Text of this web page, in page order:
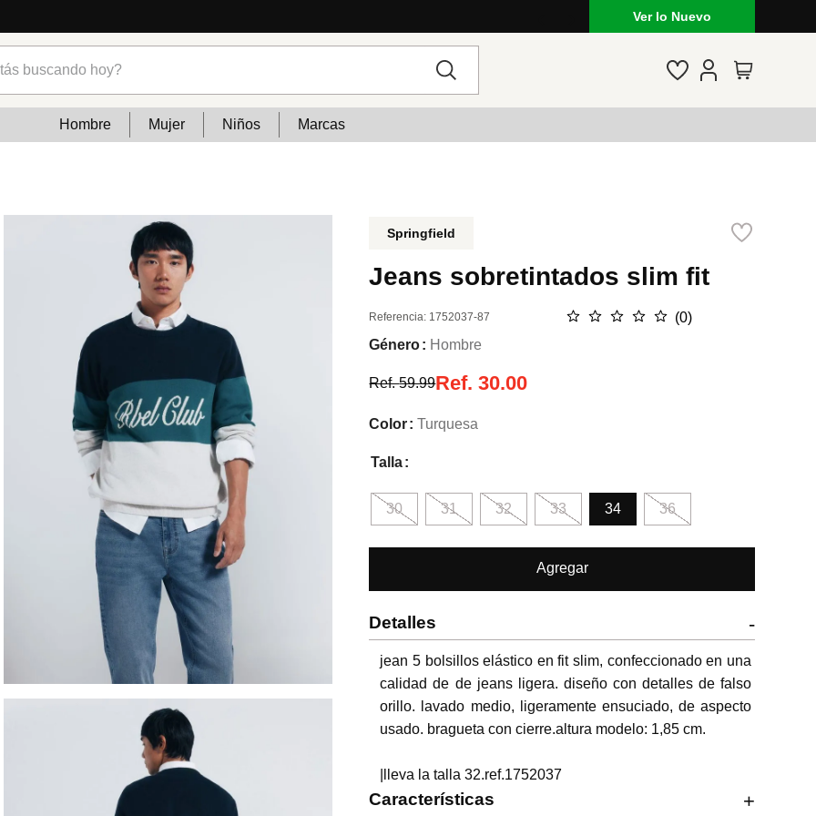
Ver lo Nuevo
Hombre Mujer Niños Marcas
Springfield
Jeans sobretintados slim fit
Referencia: 1752037-87 ☆ ☆ ☆ ☆ ☆ (0)
Género
Hombre
Ref.59.99Ref.30.00
Color Turquesa
Talla
30 31 32 33 34 36
Agregar
Detalles -
jean 5 bolsillos elástico en fit slim, confeccionado en una
calidad de de jeans ligera. diseño con detalles de falso
orillo. lavado medio, ligeramente ensuciado, de aspecto
usado. bragueta con cierre.altura modelo: 1,85 cm.
|lleva la talla 32.ref.1752037
Características +